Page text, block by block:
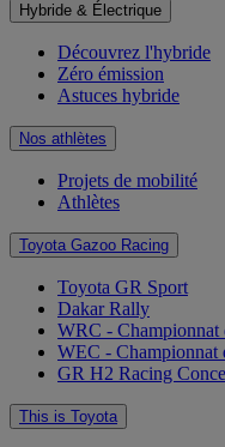
Hybride & Électrique
Découvrez l'hybride
Zéro émission
Astuces hybride
Nos athlètes
Projets de mobilité
Athlètes
Toyota Gazoo Racing
Toyota GR Sport
Dakar Rally
WRC - Championnat
WEC - Championnat
GR H2 Racing
This is Toyota